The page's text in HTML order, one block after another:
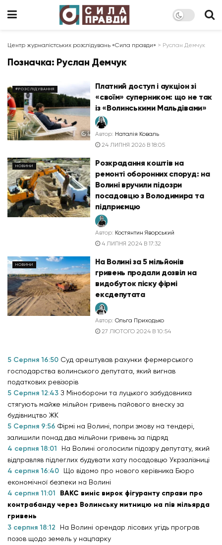
Центр журналістських розслідувань «Сила правди» > Руслан Демчук
Позначка: Руслан Демчук
#РОЗСЛІДУВАННЯ
Платний доступ і аукціон зі
«своїм» суперником: що не так
із «Волинськими Мальдівами»
Автор: Наталія Коваль
24 ЛИПНЯ 2026 В 18:05
НОВИНИ
Розкрадання коштів на
ремонті оборонних споруд: на
Волині вручили підозри
посадовцю з Володимира та
підприємцю
Автор: Костянтин Яворський
4 ЛИПНЯ 2024 В 17:32
НОВИНИ
На Волині за 5 мільйонів
гривень продали дозвіл на
видобуток піску фірмі
ексдепутата
Автор: Ольга Приходько
27 ЛЮТОГО 2024 В 10:54
5 Серпня 16:50 Суд арештував рахунки фермерського
господарства волинського депутата, який вигнав
податкових ревізорів
5 Серпня 12:43 З Міноборони та луцького забудовника
стягують майже мільйон гривень пайового внеску за
будівництво ЖК
5 Серпня 9:56 Фірмі на Волині, попри змову на тендері,
залишили понад два мільйони гривень за підряд
4 серпня 18:01
На Волині оголосили підозру депутату, який
відправляв підлеглих будувати хату посадовцю Укрзалізниці
4 серпня 16:40
Що відомо про нового керівника Бюро
економічної безпеки на Волині
4 серпня 11:01
ВАКС виніс вирок фігуранту справи про
контрабанду через Волинську митницю на пів мільярда
гривень
3 серпня 18:12
На Волині орендар лісових угідь програв
позов щодо земель у нацпарку